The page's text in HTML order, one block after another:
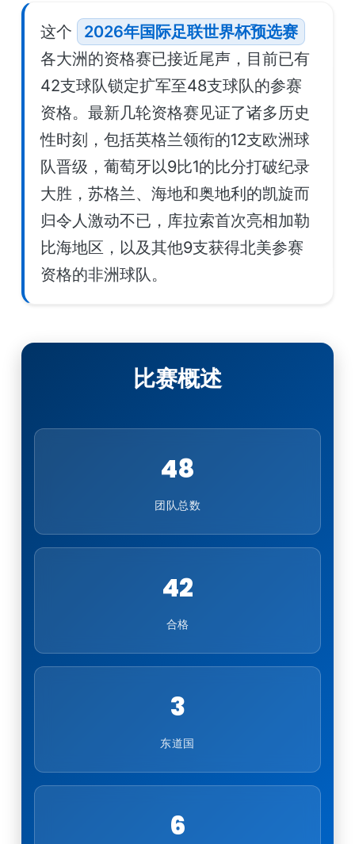
这个
2026年国际足联世界杯预选赛
各大洲的资格赛已接近尾声，目前已有
42支球队锁定扩军至48支球队的参赛
资格。最新几轮资格赛见证了诸多历史
性时刻，包括英格兰领衔的12支欧洲球
队晋级，葡萄牙以9比1的比分打破纪录
大胜，苏格兰、海地和奥地利的凯旋而
归令人激动不已，库拉索首次亮相加勒
比海地区，以及其他9支获得北美参赛
资格的非洲球队。
比赛概述
48
团队总数
42
合格
3
东道国
6